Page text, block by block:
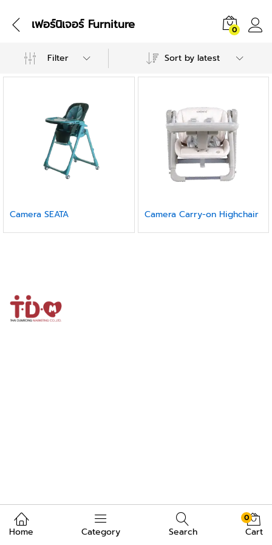
เฟอร์นิเจอร์ Furniture 0
Filter Sort by latest
Camera SEATA Camera Carry-on Highchair
Home Category Search
0
Cart